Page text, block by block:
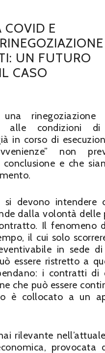
COVID E
UN FUTURO
CASO
rinegoziazione
alle condizioni
in corso di
non
conclusione e che
si devono
dalla volontà
Il fenomeno
il cui solo
in sede
essere ristretto a
i contratti
che può essere
è collocato a un
rilevante